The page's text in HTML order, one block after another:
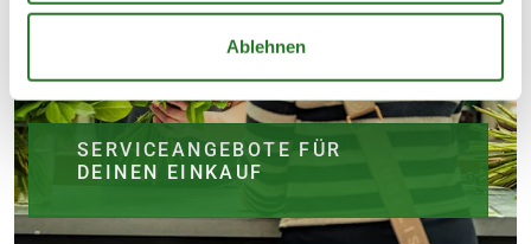
Ablehnen
SERVICEANGEBOTE FÜR
DEINEN EINKAUF